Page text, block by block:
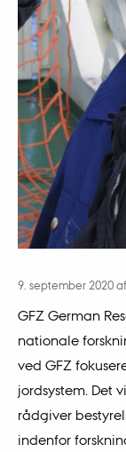
9. september 2020 af
GFZ German
nationale
ved GFZ
jordsystem. Det
rådgiver
indenfor